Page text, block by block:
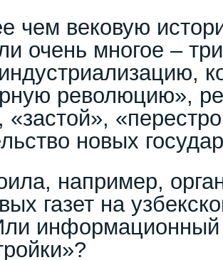
чем вековую
очень многое –
революцию»,
«застой»,
новых
например,
газет на